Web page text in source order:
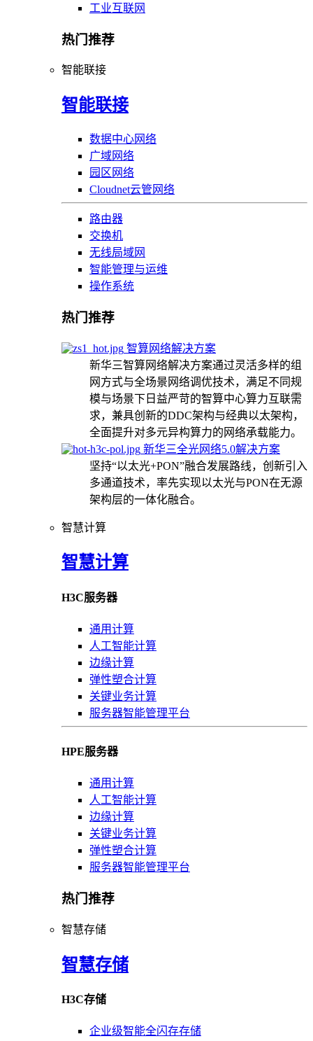
工业互联网
热门推荐
智能联接
智能联接
数据中心网络
广域网络
园区网络
Cloudnet云管网络
路由器
交换机
无线局域网
智能管理与运维
操作系统
热门推荐
智算网络解决方案
新华三智算网络解决方案通过灵活多样的组
网方式与全场景网络调优技术，满足不同规
模与场景下日益严苛的智算中心算力互联需
求，兼具创新的DDC架构与经典以太架构，
全面提升对多元异构算力的网络承载能力。
新华三全光网络5.0解决方案
坚持“以太光+PON”融合发展路线，创新引入
多通道技术，率先实现以太光与PON在无源
架构层的一体化融合。
智慧计算
智慧计算
H3C服务器
通用计算
人工智能计算
边缘计算
弹性塑合计算
关键业务计算
服务器智能管理平台
HPE服务器
通用计算
人工智能计算
边缘计算
关键业务计算
弹性塑合计算
服务器智能管理平台
热门推荐
智慧存储
智慧存储
H3C存储
企业级智能全闪存存储